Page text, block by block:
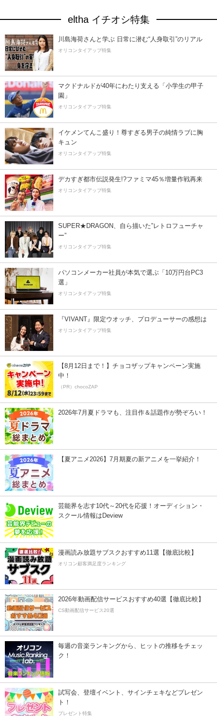
eltha イチオシ特集
川島海荷さんと学ぶ 日常に潜む“人身取引”のリアル
オリコンタイアップ特集
マクドナルドが40年にわたり支える「小学生の甲子
園」
オリコンタイアップ特集
イケメンてんこ盛り！尊すぎる男子の純情ラブに胸
キュン
オリコンタイアップ特集
デカすぎ都市伝説発生!?ファミマ45％増量作戦再来
オリコンタイアップ特集
SUPER★DRAGON、自ら描いた”レトロフューチャ
ー”
オリコンタイアップ特集
パソコンメーカー社員が本気で選ぶ「10万円台PC3
選」
オリコンタイアップ特集
『VIVANT』限定ウオッチ、プロデューサーの感想は
オリコンタイアップ特集
【8月12日まで！】チョコザップキャンペーン実施
中！
（PR）chocoZAP
2026年7月夏ドラマも、注目作＆話題作が勢ぞろい！
【夏アニメ2026】7月期夏の新アニメを一挙紹介！
芸能界を志す10代～20代を応援！オーディション・
スクール情報はDeview
漫画読み放題サブスクおすすめ11選【徹底比較】
オリコン顧客満足度ランキング
2026年動画配信サービスおすすめ40選【徹底比較】
CS動画配信サービス20選
毎週の音楽ランキングから、ヒットの推移をチェッ
ク！
試写会、登壇イベント、サインチェキなどプレゼン
ト！
プレゼント特集